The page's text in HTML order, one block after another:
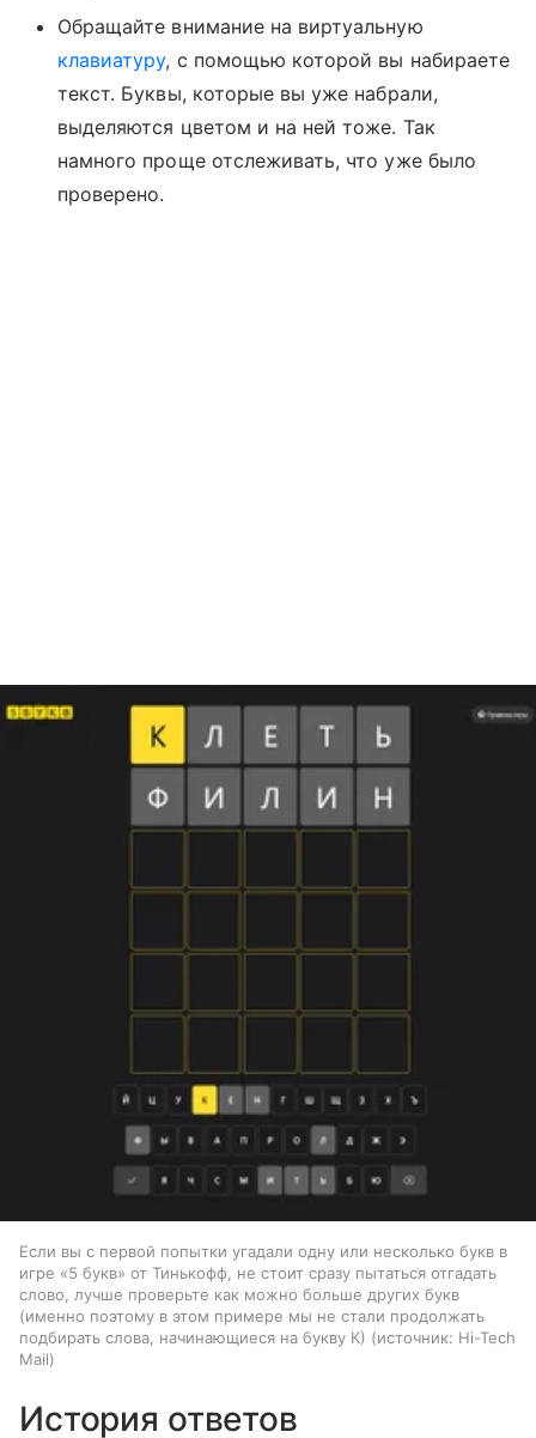
Обращайте внимание на виртуальную
клавиатуру, с помощью которой вы набираете
текст. Буквы, которые вы уже набрали,
выделяются цветом и на ней тоже. Так
намного проще отслеживать, что уже было
проверено.
Если вы с первой попытки угадали одну или несколько букв в
игре «5 букв» от Тинькофф, не стоит сразу пытаться отгадать
слово, лучше проверьте как можно больше других букв
(именно поэтому в этом примере мы не стали продолжать
подбирать слова, начинающиеся на букву К)
источник: Hi-Tech
Mail
История ответов